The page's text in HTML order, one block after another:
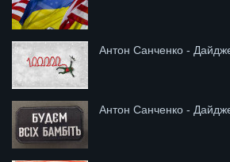
Антон Санченко -
Антон Санченко -